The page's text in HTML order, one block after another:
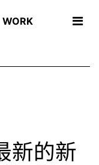
WORK
新的新